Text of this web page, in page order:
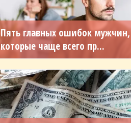
Пять главных ошибок мужчин,
которые чаще всего пр...